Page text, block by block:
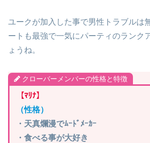
ユークが加入した事で男性トラブルは
ートも最強で一気にパーティのランク
ょうね。
クローバーメンバーの性格と特徴
【ﾏﾘﾅ】
（性格）
・天真爛漫でﾑｰﾄﾞﾒｰｶｰ
・食べる事が大好き